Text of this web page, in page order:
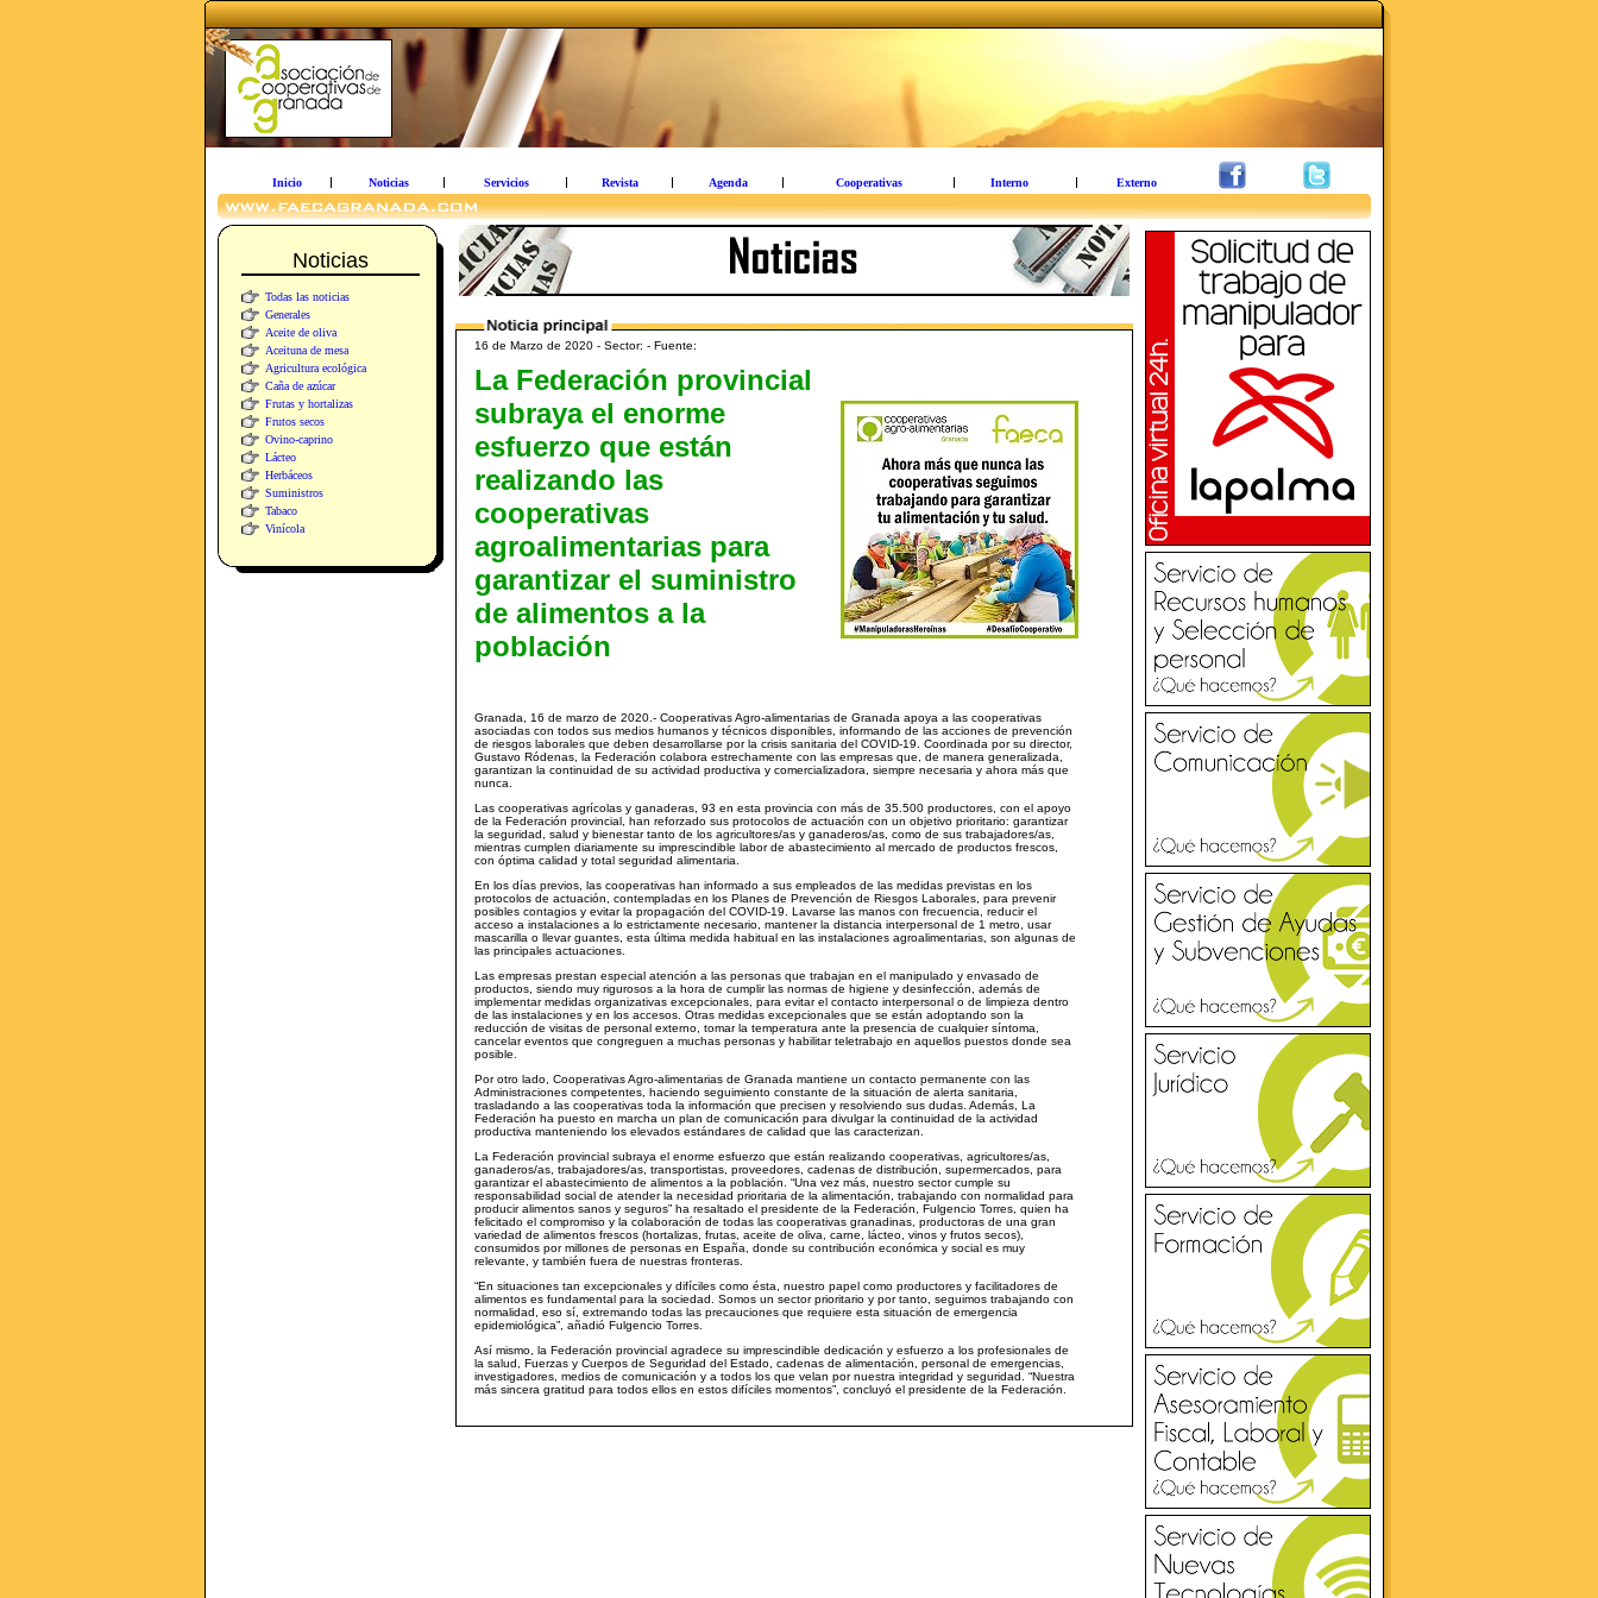
Inicio Noticias Servicios Revista Agenda Cooperativas Interno Externo
Noticias
Todas las noticias
Generales
Aceite de oliva
Aceituna de mesa
Agricultura ecológica
Caña de azúcar
Frutas y hortalizas
Frutos secos
Ovino-caprino
Lácteo
Herbáceos
Suministros
Tabaco
Vinícola
16 de Marzo de 2020 - Sector: - Fuente:
La Federación provincial
subraya el enorme
esfuerzo que están
realizando las
cooperativas
agroalimentarias para
garantizar el suministro
de alimentos a la
población
Granada, 16 de marzo de 2020.- Cooperativas Agro-alimentarias de Granada apoya a las cooperativas
asociadas con todos sus medios humanos y técnicos disponibles, informando de las acciones de prevención
de riesgos laborales que deben desarrollarse por la crisis sanitaria del COVID-19. Coordinada por su director,
Gustavo Ródenas, la Federación colabora estrechamente con las empresas que, de manera generalizada,
garantizan la continuidad de su actividad productiva y comercializadora, siempre necesaria y ahora más que
nunca.
Las cooperativas agrícolas y ganaderas, 93 en esta provincia con más de 35.500 productores, con el apoyo
de la Federación provincial, han reforzado sus protocolos de actuación con un objetivo prioritario: garantizar
la seguridad, salud y bienestar tanto de los agricultores/as y ganaderos/as, como de sus trabajadores/as,
mientras cumplen diariamente su imprescindible labor de abastecimiento al mercado de productos frescos,
con óptima calidad y total seguridad alimentaria.
En los días previos, las cooperativas han informado a sus empleados de las medidas previstas en los
protocolos de actuación, contempladas en los Planes de Prevención de Riesgos Laborales, para prevenir
posibles contagios y evitar la propagación del COVID-19. Lavarse las manos con frecuencia, reducir el
acceso a instalaciones a lo estrictamente necesario, mantener la distancia interpersonal de 1 metro, usar
mascarilla o llevar guantes, esta última medida habitual en las instalaciones agroalimentarias, son algunas de
las principales actuaciones.
Las empresas prestan especial atención a las personas que trabajan en el manipulado y envasado de
productos, siendo muy rigurosos a la hora de cumplir las normas de higiene y desinfección, además de
implementar medidas organizativas excepcionales, para evitar el contacto interpersonal o de limpieza dentro
de las instalaciones y en los accesos. Otras medidas excepcionales que se están adoptando son la
reducción de visitas de personal externo, tomar la temperatura ante la presencia de cualquier síntoma,
cancelar eventos que congreguen a muchas personas y habilitar teletrabajo en aquellos puestos donde sea
posible.
Por otro lado, Cooperativas Agro-alimentarias de Granada mantiene un contacto permanente con las
Administraciones competentes, haciendo seguimiento constante de la situación de alerta sanitaria,
trasladando a las cooperativas toda la información que precisen y resolviendo sus dudas. Además, La
Federación ha puesto en marcha un plan de comunicación para divulgar la continuidad de la actividad
productiva manteniendo los elevados estándares de calidad que las caracterizan.
La Federación provincial subraya el enorme esfuerzo que están realizando cooperativas, agricultores/as,
ganaderos/as, trabajadores/as, transportistas, proveedores, cadenas de distribución, supermercados, para
garantizar el abastecimiento de alimentos a la población. “Una vez más, nuestro sector cumple su
responsabilidad social de atender la necesidad prioritaria de la alimentación, trabajando con normalidad para
producir alimentos sanos y seguros” ha resaltado el presidente de la Federación, Fulgencio Torres, quien ha
felicitado el compromiso y la colaboración de todas las cooperativas granadinas, productoras de una gran
variedad de alimentos frescos (hortalizas, frutas, aceite de oliva, carne, lácteo, vinos y frutos secos),
consumidos por millones de personas en España, donde su contribución económica y social es muy
relevante, y también fuera de nuestras fronteras.
“En situaciones tan excepcionales y difíciles como ésta, nuestro papel como productores y facilitadores de
alimentos es fundamental para la sociedad. Somos un sector prioritario y por tanto, seguimos trabajando con
normalidad, eso sí, extremando todas las precauciones que requiere esta situación de emergencia
epidemiológica”, añadió Fulgencio Torres.
Así mismo, la Federación provincial agradece su imprescindible dedicación y esfuerzo a los profesionales de
la salud, Fuerzas y Cuerpos de Seguridad del Estado, cadenas de alimentación, personal de emergencias,
investigadores, medios de comunicación y a todos los que velan por nuestra integridad y seguridad. “Nuestra
más sincera gratitud para todos ellos en estos difíciles momentos”, concluyó el presidente de la Federación.